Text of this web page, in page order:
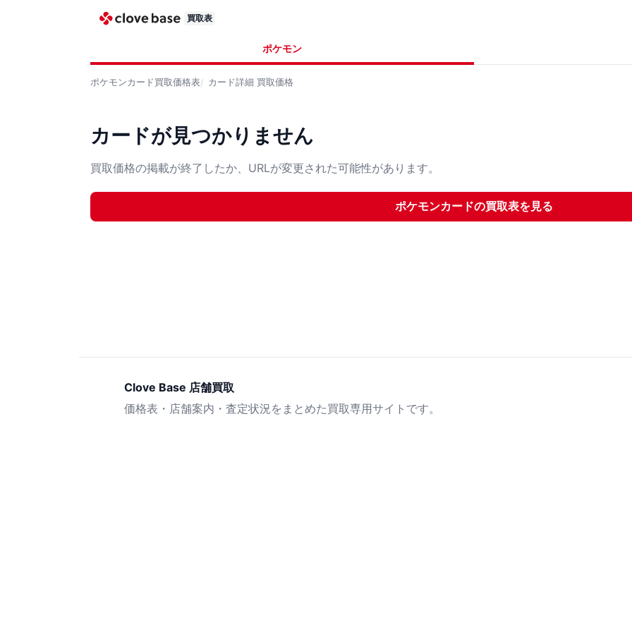
買取表
ポケモン
ポケモンカード買取価格表 カード詳細 買取価格
カードが見つかりません
買取価格の掲載が終了したか、URLが変更された可能性があります。
ポケモンカードの買取表を見る
Clove Base 店舗買取
価格表・店舗案内・査定状況をまとめた買取専用サイトです。